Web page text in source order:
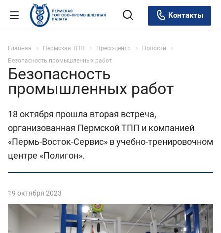
Контакты
Главная Пермская ТПП Пресс-центр
Новости
Безопасность промышленных работ
Безопасность
промышленных работ
18 октября прошла вторая встреча,
организованная Пермской ТПП и компанией
«Пермь-Восток-Сервис» в учебно-тренировочном
центре «Полигон».
19 октября 2023